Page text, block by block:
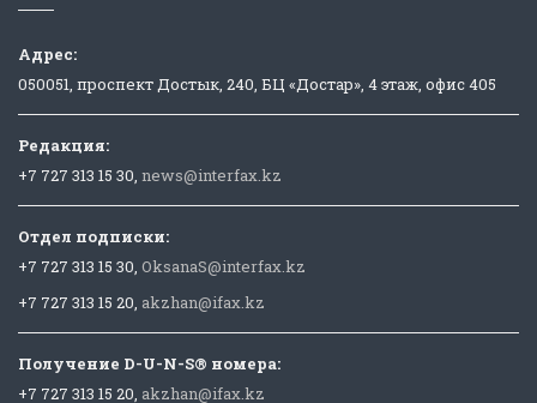
Адрес:
050051, проспект Достык, 240, БЦ «Достар», 4 этаж, офис 405
Редакция:
+7 727 313 15 30, news@interfax.kz
Отдел подписки:
+7 727 313 15 30, OksanaS@interfax.kz
+7 727 313 15 20, akzhan@ifax.kz
Получение D-U-N-S® номера:
+7 727 313 15 20, akzhan@ifax.kz